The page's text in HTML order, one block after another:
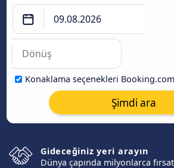
Konaklama seçenekleri Booking.com
Şimdi ara
Gideceğiniz yeri arayın
Dünya çapında milyonlarca fırsat